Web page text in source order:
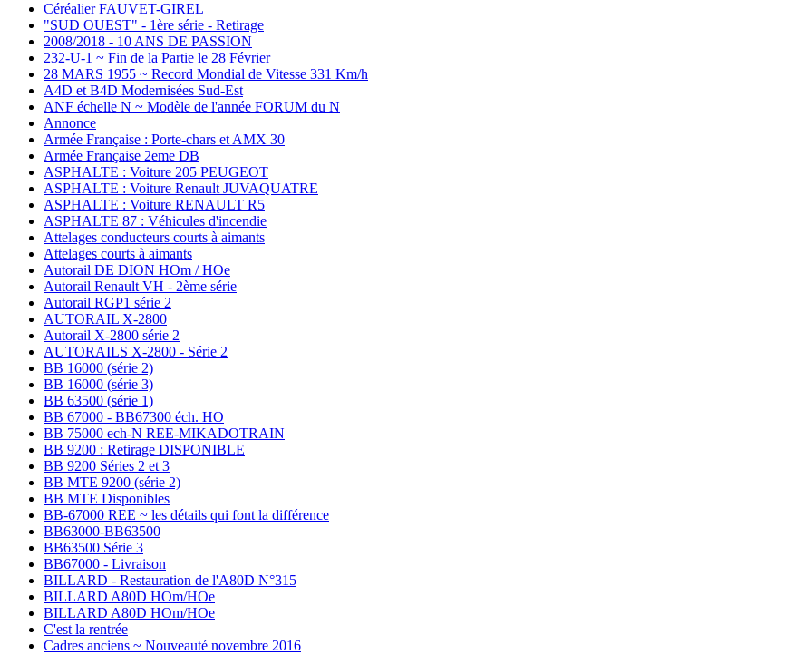
Céréalier FAUVET-GIREL
"SUD OUEST" - 1ère série - Retirage
2008/2018 - 10 ANS DE PASSION
232-U-1 ~ Fin de la Partie le 28 Février
28 MARS 1955 ~ Record Mondial de Vitesse 331 Km/h
A4D et B4D Modernisées Sud-Est
ANF échelle N ~ Modèle de l'année FORUM du N
Annonce
Armée Française : Porte-chars et AMX 30
Armée Française 2eme DB
ASPHALTE : Voiture 205 PEUGEOT
ASPHALTE : Voiture Renault JUVAQUATRE
ASPHALTE : Voiture RENAULT R5
ASPHALTE 87 : Véhicules d'incendie
Attelages conducteurs courts à aimants
Attelages courts à aimants
Autorail DE DION HOm / HOe
Autorail Renault VH - 2ème série
Autorail RGP1 série 2
AUTORAIL X-2800
Autorail X-2800 série 2
AUTORAILS X-2800 - Série 2
BB 16000 (série 2)
BB 16000 (série 3)
BB 63500 (série 1)
BB 67000 - BB67300 éch. HO
BB 75000 ech-N REE-MIKADOTRAIN
BB 9200 : Retirage DISPONIBLE
BB 9200 Séries 2 et 3
BB MTE 9200 (série 2)
BB MTE Disponibles
BB-67000 REE ~ les détails qui font la différence
BB63000-BB63500
BB63500 Série 3
BB67000 - Livraison
BILLARD - Restauration de l'A80D N°315
BILLARD A80D HOm/HOe
BILLARD A80D HOm/HOe
C'est la rentrée
Cadres anciens ~ Nouveauté novembre 2016